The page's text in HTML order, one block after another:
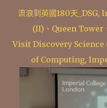
流浪到英國180天
(II)、Queen
Visit Discovery Science
of Computing,